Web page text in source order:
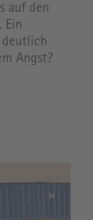
auf den
Ein
deutlich
Angst?